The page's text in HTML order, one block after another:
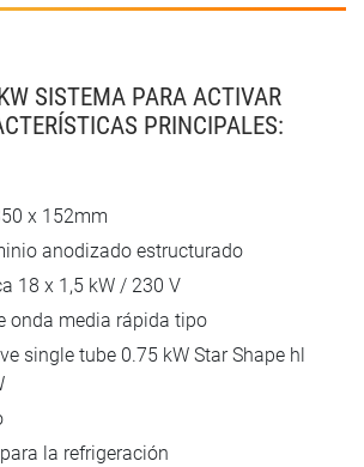
SISTEMA PARA ACTIVAR
PRINCIPALES:
x 152mm
anodizado estructurado
18 x 1,5 kW / 230 V
onda media rápida tipo
single tube 0.75 kW Star Shape hl
la refrigeración